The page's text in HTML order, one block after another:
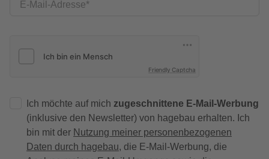
E-Mail-Adresse
Friendly Captcha
Ich möchte auf mich zugeschnittene E-Mail-Werbung
(inklusive den Newsletter) von hagebau erhalten. Ich
bin mit der Nutzung meiner personenbezogenen
Daten durch hagebau, die E-Mail-Werbung, die